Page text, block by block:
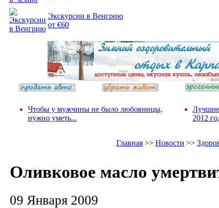
Экскурсии в Венгрию
от €60
Чтобы у мужчины не было любовницы,
нужно уметь...
Лучшие
2012
Главная >> Новости >>
Оливковое масло
09 Января 2009